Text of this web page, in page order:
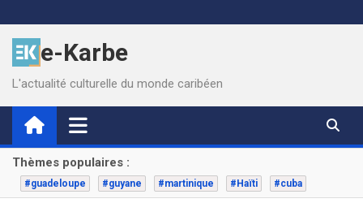
to
contente-Karbe
L'actualité culturelle du monde caribéen
Thèmes populaires :
#guadeloupe #guyane #martinique #Haïti #cuba